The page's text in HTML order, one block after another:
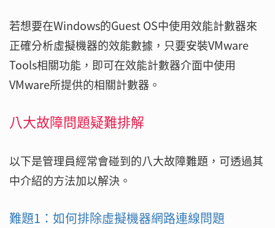
若想要在Windows的Guest OS中使用效能計數器來
正確分析虛擬機器的效能數據，只要安裝VMware
Tools相關功能，即可在效能計數器介面中使用
VMware所提供的相關計數器。
八大故障問題疑難排解
以下是管理員經常會碰到的八大故障難題，可透過其
中介紹的方法加以解決。
難題1：如何排除虛擬機器網路連線問題